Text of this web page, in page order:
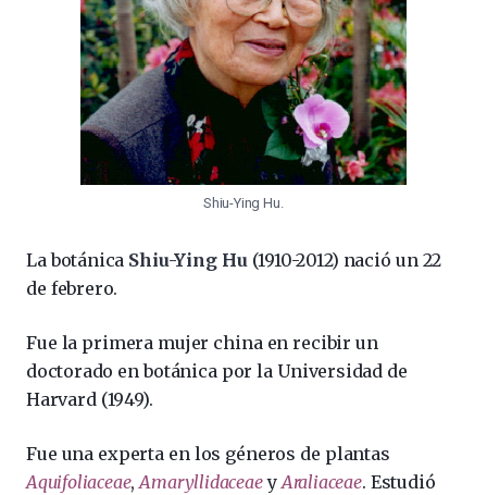
Shiu-Ying Hu.
La botánica Shiu-Ying Hu(1910-2012) nació un 22
de febrero.
Fue la primera mujer china en recibir un
doctorado en botánica por la Universidad de
Harvard (1949).
Fue una experta en los géneros de plantas
Aquifoliaceae,AmaryllidaceaeyAraliaceae. Estudió